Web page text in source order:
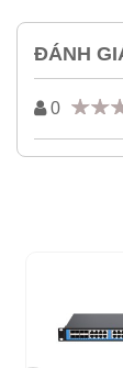
ĐÁNH
0